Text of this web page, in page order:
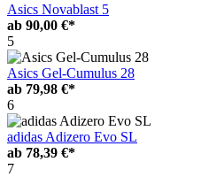
Asics Novablast 5
ab 90,00 €*
5
Asics Gel-Cumulus 28
ab 79,98 €*
6
adidas Adizero Evo SL
ab 78,39 €*
7